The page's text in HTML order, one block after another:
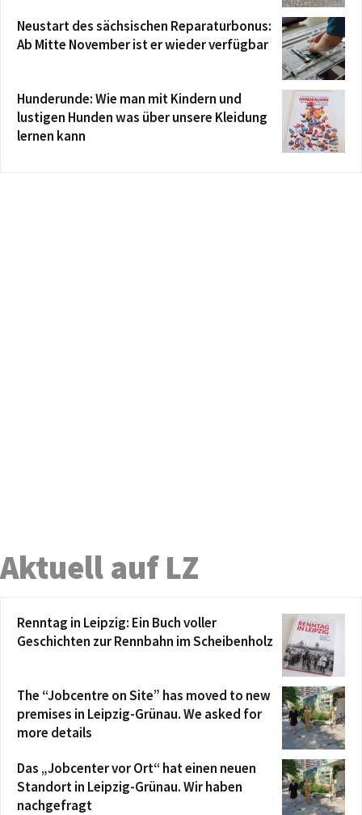
Neustart des sächsischen Reparaturbonus:
Ab Mitte November ist er wieder verfügbar
Hunderunde: Wie man mit Kindern und
lustigen Hunden was über unsere Kleidung
lernen kann
Aktuell auf LZ
Renntag in Leipzig: Ein Buch voller
Geschichten zur Rennbahn im Scheibenholz
The “Jobcentre on Site” has moved to new
premises in Leipzig-Grünau. We asked for
more details
Das „Jobcenter vor Ort“ hat einen neuen
Standort in Leipzig-Grünau. Wir haben
nachgefragt